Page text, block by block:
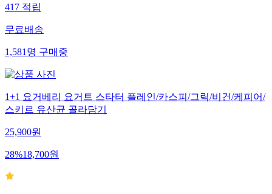
417적립
무료배송
1,581명구매중
1+1 요거베리 요거트 스타터 플레인/카스피/그릭/비건/케피어/
스키르 유산균 골라담기
25,900원
28%18,700원